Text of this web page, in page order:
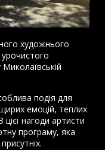
художнього
подія для
щирих емоцій, теплих
нагоди артисти
програму, яка